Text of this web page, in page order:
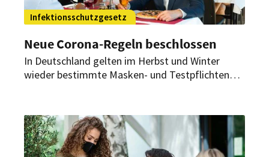
Infektionsschutzgesetz
Neue Corona-Regeln beschlossen
In Deutschland gelten im Herbst und Winter
wieder bestimmte Masken- und Testpflichten
Bundesrat nun in Berlin beschlossen hat.